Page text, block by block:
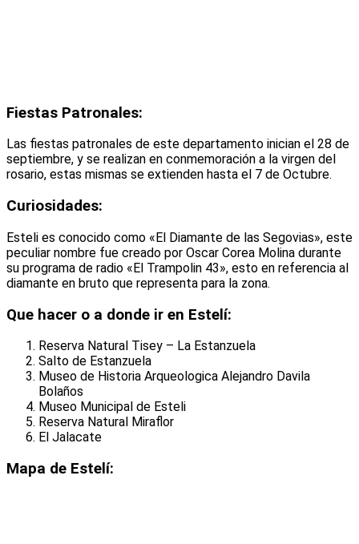
Fiestas Patronales:
Las fiestas patronales de este departamento inician el 28 de
septiembre, y se realizan en conmemoración a la virgen del
rosario, estas mismas se extienden hasta el 7 de Octubre.
Curiosidades:
Esteli es conocido como «El Diamante de las Segovias», este
peculiar nombre fue creado por Oscar Corea Molina durante
su programa de radio «El Trampolin 43», esto en referencia al
diamante en bruto que representa para la zona.
Que hacer o a donde ir en Estelí:
Reserva Natural Tisey – La Estanzuela
Salto de Estanzuela
Museo de Historia Arqueologica Alejandro Davila
Bolaños
Museo Municipal de Esteli
Reserva Natural Miraflor
El Jalacate
Mapa de Estelí: